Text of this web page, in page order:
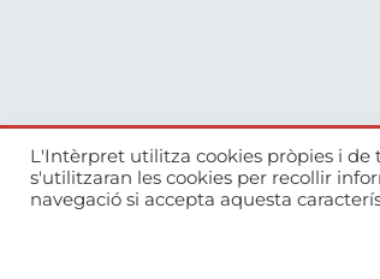
973 26 39 06
L'Intèrpret utilitza cookies pròpies i
s'utilitzaran les cookies per recollir
navegació si accepta aquesta